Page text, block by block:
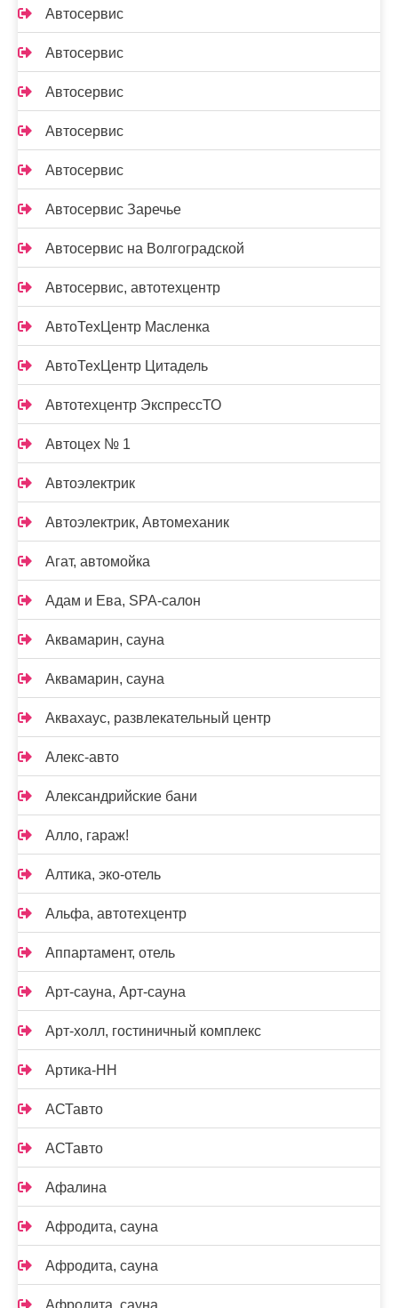
Автосервис
Автосервис
Автосервис
Автосервис
Автосервис
Автосервис Заречье
Автосервис на Волгоградской
Автосервис, автотехцентр
АвтоТехЦентр Масленка
АвтоТехЦентр Цитадель
Автотехцентр ЭкспрессТО
Автоцех № 1
Автоэлектрик
Автоэлектрик, Автомеханик
Агат, автомойка
Адам и Ева, SPA-салон
Аквамарин, сауна
Аквамарин, сауна
Аквахаус, развлекательный центр
Алекс-авто
Александрийские бани
Алло, гараж!
Алтика, эко-отель
Альфа, автотехцентр
Аппартамент, отель
Арт-сауна, Арт-сауна
Арт-холл, гостиничный комплекс
Артика-НН
АСТавто
АСТавто
Афалина
Афродита, сауна
Афродита, сауна
Афродита, сауна